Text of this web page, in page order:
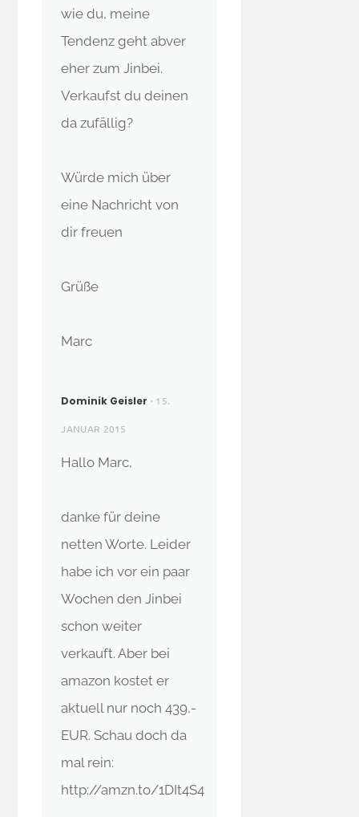
wie du, meine
Tendenz geht abver
eher zum Jinbei.
Verkaufst du deinen
da zufällig?
Würde mich über
eine Nachricht von
dir freuen
Grüße
Marc
Dominik Geisler · 15.
JANUAR 2015
Hallo Marc,
danke für deine
netten Worte. Leider
habe ich vor ein paar
Wochen den Jinbei
schon weiter
verkauft. Aber bei
amazon kostet er
aktuell nur noch 439,-
EUR. Schau doch da
mal rein:
http://amzn.to/1DIt4S4